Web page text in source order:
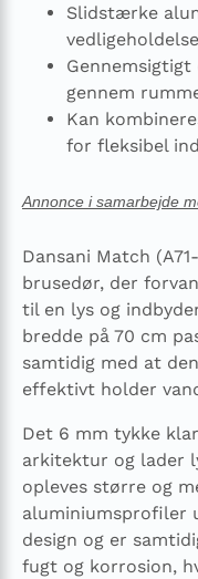
Slidstærke
vedligeholdelse
gennem
Kan
for fleksibel
Annonce i samarbejde
Dansani Match
brusedør, der
til en lys og
bredde på 70 cm
samtidig med at
effektivt holder
Det 6 mm tykke
arkitektur og lader
opleves større og
aluminiumsprofiler
design og er
fugt og korrosion,